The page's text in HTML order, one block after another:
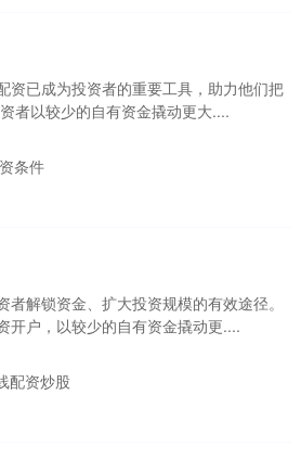
资已成为投资者的重要工具，助力他们把
者以较少的自有资金撬动更大....
条件
解锁资金、扩大投资规模的有效途径。
开户，以较少的自有资金撬动更....
配资炒股